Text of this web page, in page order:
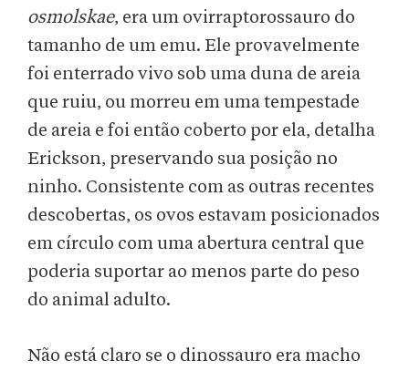
osmolskae, era um ovirraptorossauro do
tamanho de um emu. Ele provavelmente
foi enterrado vivo sob uma duna de areia
que ruiu, ou morreu em uma tempestade
de areia e foi então coberto por ela, detalha
Erickson, preservando sua posição no
ninho. Consistente com as outras recentes
descobertas, os ovos estavam posicionados
em círculo com uma abertura central que
poderia suportar ao menos parte do peso
do animal adulto.
Não está claro se o dinossauro era macho